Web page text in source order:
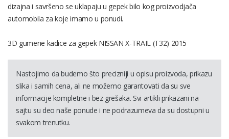
dizajna i savršeno se uklapaju u gepek bilo kog proizvodjača
automobila za koje imamo u ponudi.
3D gumene kadice za gepek NISSAN X-TRAIL (T32) 2015
Nastojimo da budemo što precizniji u opisu proizvoda, prikazu
slika i samih cena, ali ne možemo garantovati da su sve
informacije kompletne i bez grešaka. Svi artikli prikazani na
sajtu su deo naše ponude i ne podrazumeva da su dostupni u
svakom trenutku.